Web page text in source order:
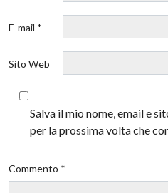
E-mail *
Sito Web
Salva il mio nome, email e
per la prossima volta che
Commento *